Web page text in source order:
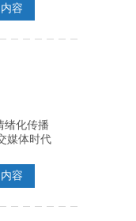
容
绪化传播
媒体时代
容